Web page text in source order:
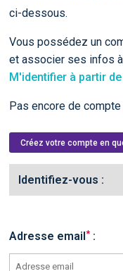
ci-dessous.
Vous possédez un
et associer ses infos
M'identifier à partir
Pas encore de compte
Créez votre compte en
Identifiez-vous :
Adresse email*: